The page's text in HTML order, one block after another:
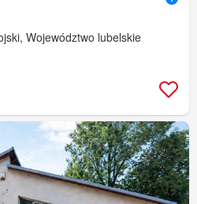
Województwo lubelskie